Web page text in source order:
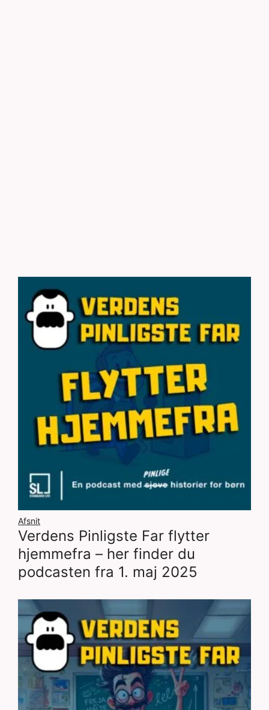
Afsnit
Verdens Pinligste Far flytter
hjemmefra – her finder du
podcasten fra 1. maj 2025